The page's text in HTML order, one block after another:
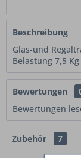
Beschreibung
Glas-und
Belastung 7,5
Bewertungen
Bewertungen
Zubehör 7